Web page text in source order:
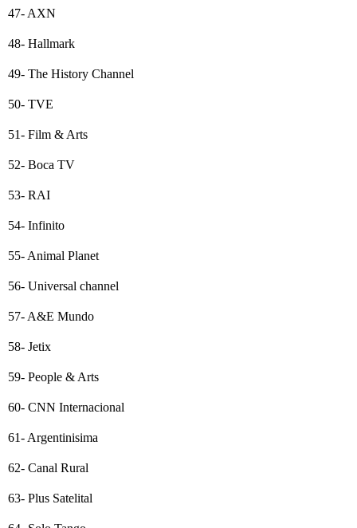
47- AXN
48- Hallmark
49- The History Channel
50- TVE
51- Film & Arts
52- Boca TV
53- RAI
54- Infinito
55- Animal Planet
56- Universal channel
57- A&E Mundo
58- Jetix
59- People & Arts
60- CNN Internacional
61- Argentinisima
62- Canal Rural
63- Plus Satelital